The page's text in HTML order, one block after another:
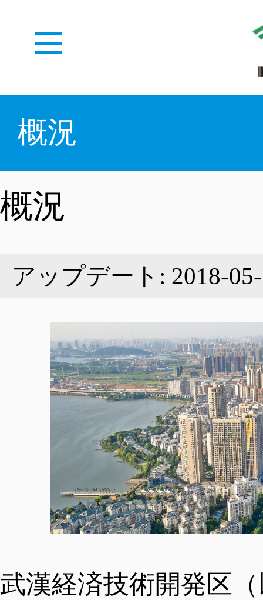
ホーム
WEDZとは
組織
ギャラリー
映像
お問い合わせ
ニュース
特集
図表
産業
企業
会社
ストーリー
工業団地
投資ガイド
手続き
暮らし
概況
概況
アップデート: 2018-
武漢経済技術開発区